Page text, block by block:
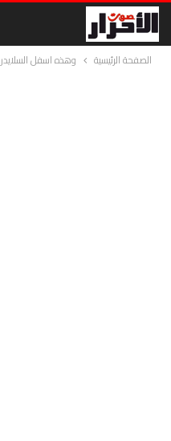
الصفحة الرئيسية وهذه اسفل السلايدر